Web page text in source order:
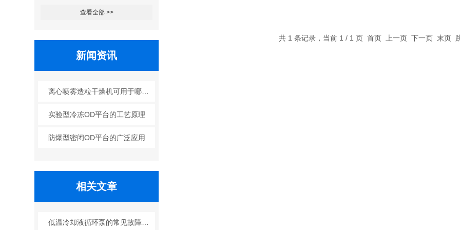
查看全部 >>
新闻资讯
实验型冷冻OD平台的工艺原理
防爆型密闭OD平台的广泛应用
相关文章
共 1 条记录，当前 1 / 1 页 首页 上一页 下一页 末页